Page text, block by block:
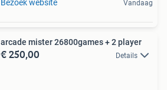
Bezoek website Vandaag
arcade mister 26800games + 2 player
€ 250,00 Details